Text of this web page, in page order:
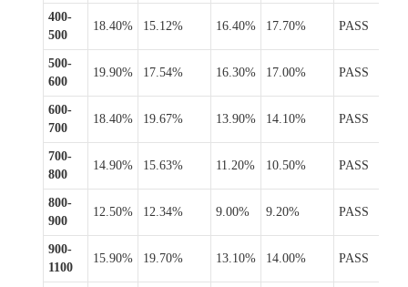
400-
500
18.40% 15.12% 16.40% 17.70% PASS
500-
600
19.90% 17.54% 16.30% 17.00% PASS
600-
700
18.40% 19.67% 13.90% 14.10% PASS
700-
800
14.90% 15.63% 11.20% 10.50% PASS
800-
900
12.50% 12.34% 9.00% 9.20% PASS
900-
1100
15.90% 19.70% 13.10% 14.00% PASS